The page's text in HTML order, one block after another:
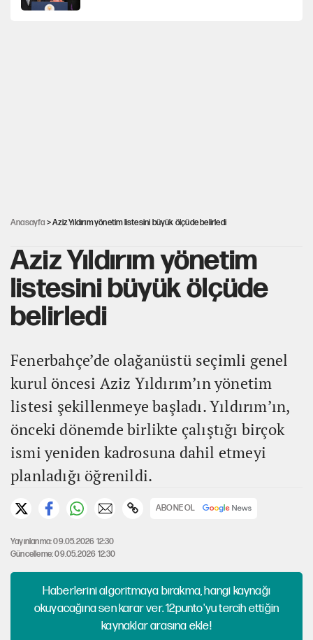
Anasayfa > Aziz Yıldırım yönetim listesini büyük ölçüde belirledi
Aziz Yıldırım yönetim
listesini büyük ölçüde
belirledi
Fenerbahçe’de olağanüstü seçimli genel
kurul öncesi Aziz Yıldırım’ın yönetim
listesi şekillenmeye başladı. Yıldırım’ın,
önceki dönemde birlikte çalıştığı birçok
ismi yeniden kadrosuna dahil etmeyi
planladığı öğrenildi.
ABONE OL
Yayınlanma: 09.05.2026 12:30
Güncelleme: 09.05.2026 12:30
Haberlerini algoritmaya bırakma, hangi kaynağı
okuyacağına sen karar ver. 12punto'yu tercih ettiğin
kaynaklar arasına ekle!